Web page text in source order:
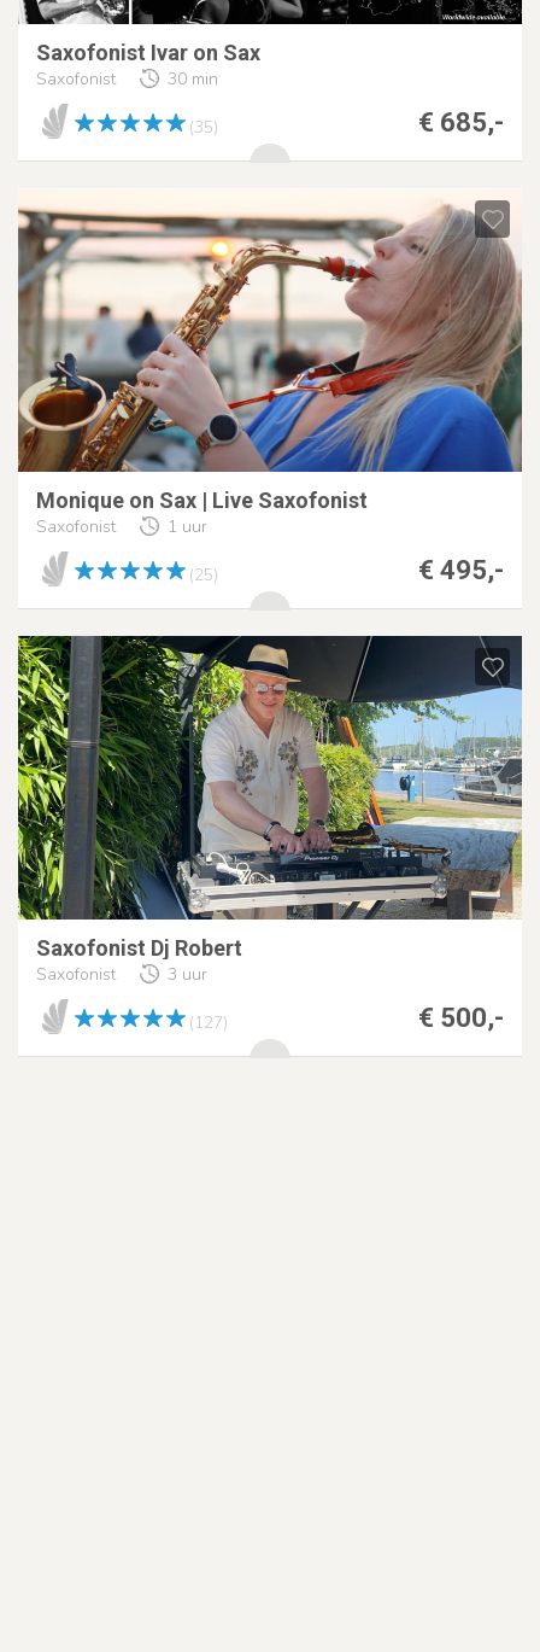
Saxofonist Ivar on Sax
Saxofonist 30 min
€ 685,-
(35)
Monique on Sax | Live Saxofonist
Saxofonist 1 uur
€ 495,-
(25)
Saxofonist Dj Robert
Saxofonist 3 uur
€ 500,-
(127)